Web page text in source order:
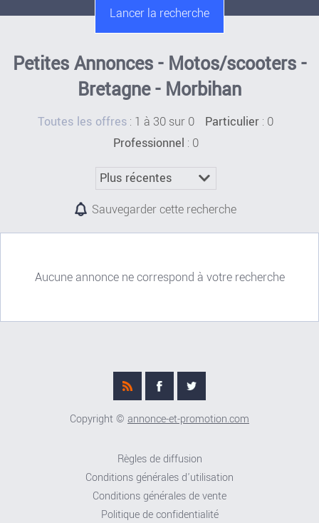
Petites Annonces - Motos/scooters -
Bretagne - Morbihan
Toutes les offres : 1 à 30 sur 0 Particulier : 0
Professionnel : 0
Sauvegarder cette recherche
Aucune annonce ne correspond à votre recherche
Copyright © annonce-et-promotion.com
Règles de diffusion
Conditions générales d'utilisation
Conditions générales de vente
Politique de confidentialité